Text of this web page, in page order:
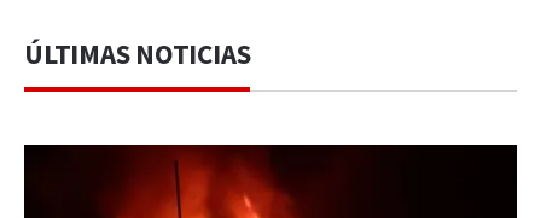
ÚLTIMAS NOTICIAS